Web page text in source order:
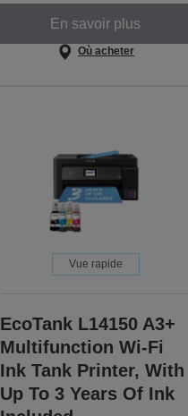
En savoir plus
Où acheter
Vue rapide
EcoTank L14150 A3+
Multifunction Wi-Fi
Ink Tank Printer, With
Up To 3 Years Of Ink